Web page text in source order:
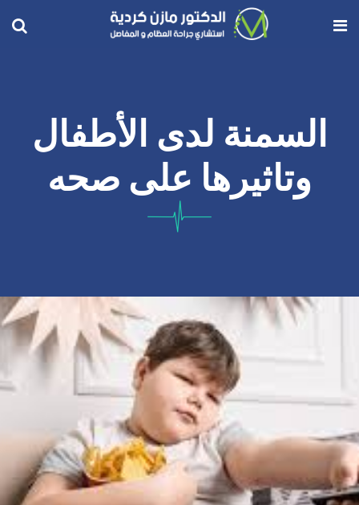
السمنة لدى الأطفال
وتاثيرها على صحه